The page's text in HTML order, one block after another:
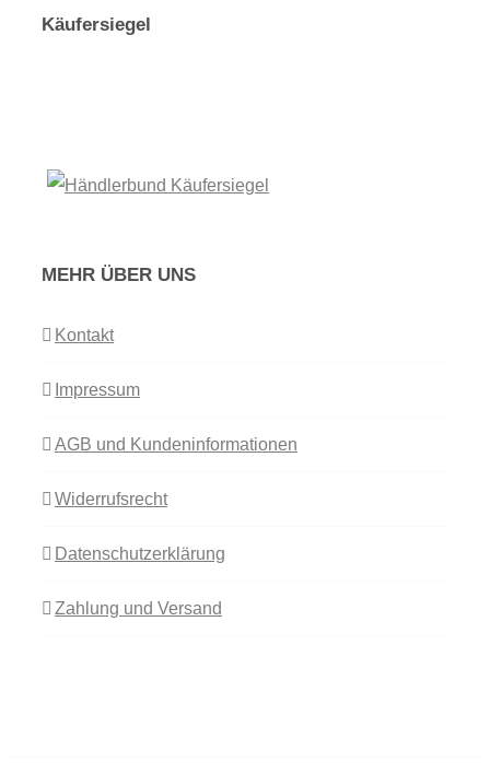
Käufersiegel
MEHR ÜBER UNS
Kontakt
Impressum
AGB und Kundeninformationen
Widerrufsrecht
Datenschutzerklärung
Zahlung und Versand